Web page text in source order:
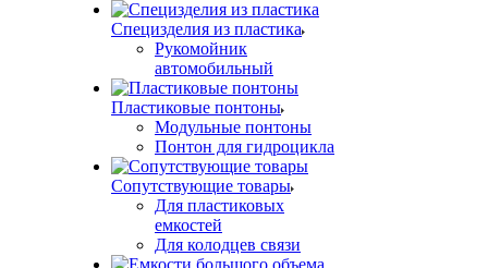
Специзделия из пластика
Рукомойник
автомобильный
Пластиковые понтоны
Модульные понтоны
Понтон для гидроцикла
Сопутствующие товары
Для пластиковых
емкостей
Для колодцев связи